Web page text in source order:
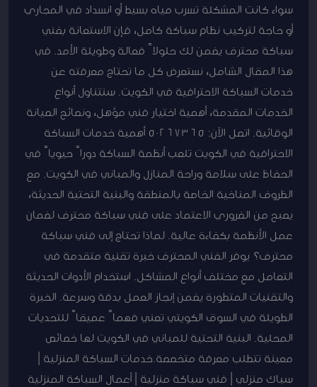
سواء كانت المشكلة تسرب مياه بسيط أو انسداد في المجاري
أو حاجة لتركيب نظام سباكة كامل، فإن الاستعانة بفني
سباكة محترف يضمن لك حلولاً فعالة وطويلة الأمد. في
هذا المقال الشامل، نستعرض كل ما تحتاج معرفته عن
خدمات السباكة الاحترافية في الكويت. سنتناول أنواع
الخدمات المقدمة، أهمية اختيار فني مؤهل، ونصائح الصيانة
الوقائية. اتصل الآن: 50267365 أهمية خدمات السباكة
الاحترافية في الكويت تلعب أنظمة السباكة دوراً حيوياً في
الحفاظ على سلامة وراحة المنازل والمباني في الكويت. مع
الظروف المناخية الخاصة بالمنطقة والبنية التحتية الحديثة،
يصبح من الضروري الاعتماد على فني سباكة محترف لضمان
عمل الأنظمة بكفاءة عالية. لماذا تحتاج إلى فني سباكة
محترف؟ يوفر الفني المحترف خبرة تقنية متقدمة في
التعامل مع مختلف أنواع المشاكل. استخدام الأدوات الحديثة
والتقنيات المتطورة يضمن إنجاز العمل بدقة وسرعة. الخبرة
الطويلة في السوق الكويتي تعني فهماً عميقاً للتحديات
المحلية. البنية التحتية للمباني في الكويت لها خصائص
معينة تتطلب معرفة متخصصة.خدمات السباكة المنزلية |
سباك منزلي | فني سباكة منزلية | أعمال السباكة المنزلية